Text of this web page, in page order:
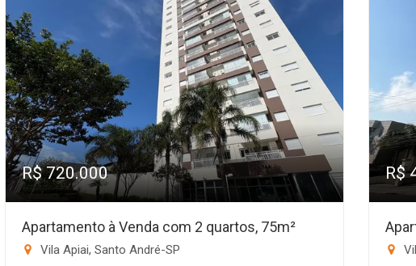
R$ 720.000
Apartamento à Venda com 2 quartos, 75m²
Vila Apiai, Santo André-SP
R$